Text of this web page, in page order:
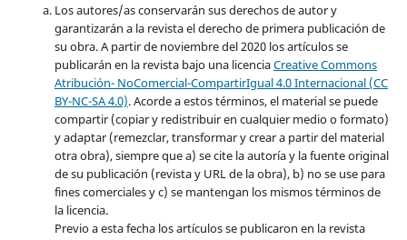
Los autores/as conservarán sus derechos de autor y
garantizarán a la revista el derecho de primera publicación de
su obra. A partir de noviembre del 2020 los artículos se
publicarán en la revista bajo una licenciaCreative Commons
Atribución- NoComercial-CompartirIgual 4.0 Internacional (CC
BY-NC-SA 4.0). Acorde a estos términos, el material se puede
compartir (copiar y redistribuir en cualquier medio o formato)
y adaptar (remezclar, transformar y crear a partir del material
otra obra), siempre que a) se cite la autoría y la fuente original
de su publicación (revista y URL de la obra), b) no se use para
fines comerciales y c) se mantengan los mismos términos de
la licencia.
Previo a esta fecha los artículos se publicaron en la revista